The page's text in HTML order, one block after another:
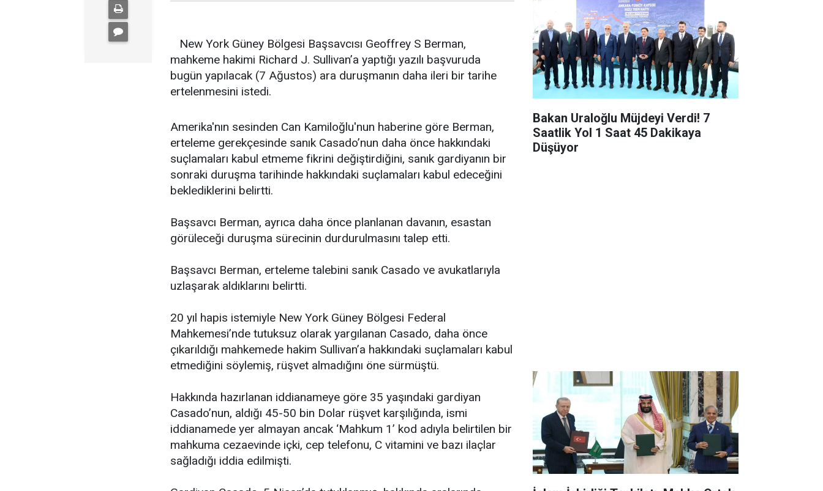
New York Güney Bölgesi Başsavcısı Geoffrey S Berman,
mahkeme hakimi Richard J. Sullivan’a yaptığı yazılı başvuruda
bugün yapılacak (7 Ağustos) ara duruşmanın daha ileri bir tarihe
ertelenmesini istedi.
Amerika'nın sesinden Can Kamiloğlu'nun haberine göre Berman,
erteleme gerekçesinde sanık Casado’nun daha önce hakkındaki
suçlamaları kabul etmeme fikrini değiştirdiğini, sanık gardiyanın bir
sonraki duruşma tarihinde hakkındaki suçlamaları kabul edeceğini
beklediklerini belirtti.
Başsavcı Berman, ayrıca daha önce planlanan davanın, esastan
görüleceği duruşma sürecinin durdurulmasını talep etti.
Başsavcı Berman, erteleme talebini sanık Casado ve avukatlarıyla
uzlaşarak aldıklarını belirtti.
20 yıl hapis istemiyle New York Güney Bölgesi Federal
Mahkemesi’nde tutuksuz olarak yargılanan Casado, daha önce
çıkarıldığı mahkemede hakim Sullivan’a hakkındaki suçlamaları kabul
etmediğini söylemiş, rüşvet almadığını öne sürmüştü.
Hakkında hazırlanan iddianameye göre 35 yaşındaki gardiyan
Casado’nun, aldığı 45-50 bin Dolar rüşvet karşılığında, ismi
iddianamede yer almayan ancak ‘Mahkum 1’ kod adıyla belirtilen bir
mahkuma cezaevinde içki, cep telefonu, C vitamini ve bazı ilaçlar
sağladığı iddia edilmişti.
Bakan Uraloğlu Müjdeyi Verdi! 7
Saatlik Yol 1 Saat 45 Dakikaya
Düşüyor